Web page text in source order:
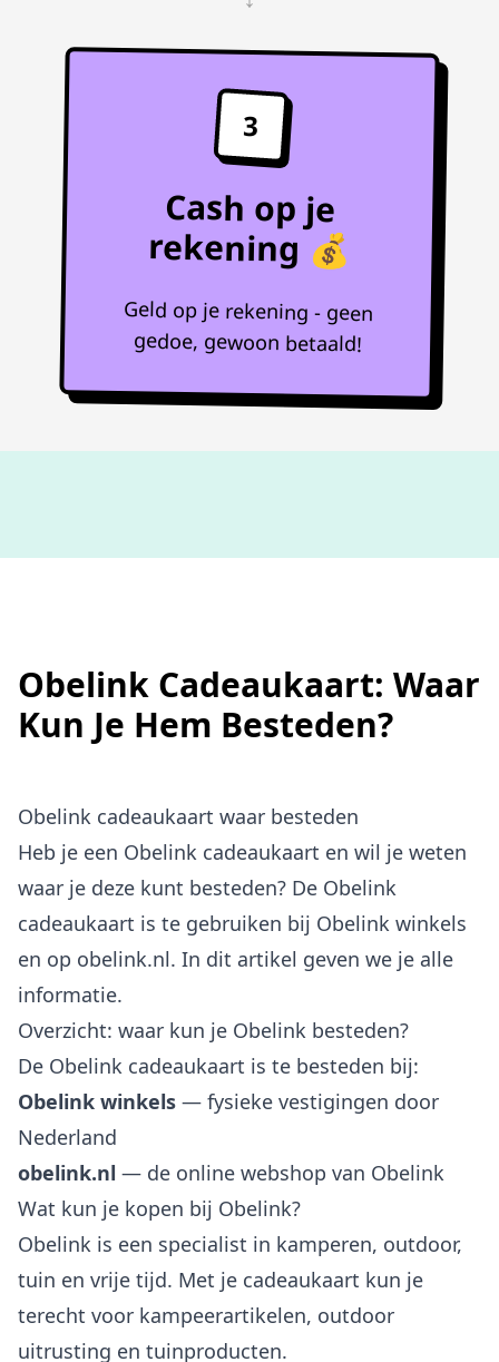
3
Cash op je
rekening 💰
Geld op je rekening - geen
gedoe, gewoon betaald!
Obelink Cadeaukaart: Waar
Kun Je Hem Besteden?
Obelink cadeaukaart waar besteden
Heb je een Obelink cadeaukaart en wil je weten
waar je deze kunt besteden? De Obelink
cadeaukaart is te gebruiken bij Obelink winkels
en op obelink.nl. In dit artikel geven we je alle
informatie.
Overzicht: waar kun je Obelink besteden?
De Obelink cadeaukaart is te besteden bij:
Obelink winkels — fysieke vestigingen door
Nederland
obelink.nl — de online webshop van Obelink
Wat kun je kopen bij Obelink?
Obelink is een specialist in kamperen, outdoor,
tuin en vrije tijd. Met je cadeaukaart kun je
terecht voor kampeerartikelen, outdoor
uitrusting en tuinproducten.